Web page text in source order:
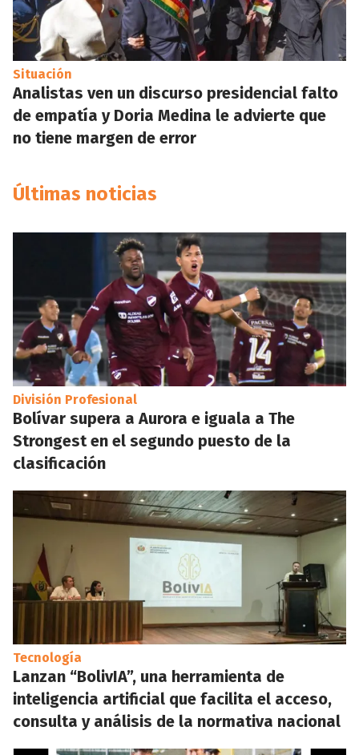
Situación
Analistas ven un discurso presidencial falto
de empatía y Doria Medina le advierte que
no tiene margen de error
Últimas noticias
División Profesional
Bolívar supera a Aurora e iguala a The
Strongest en el segundo puesto de la
clasificación
Tecnología
Lanzan “BolivIA”, una herramienta de
inteligencia artificial que facilita el acceso,
consulta y análisis de la normativa nacional